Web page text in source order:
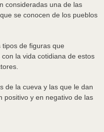
consideradas una de las
se conocen de los pueblos
de figuras que
la vida cotidiana de estos
de la cueva y las que le dan
positivo y en negativo de las